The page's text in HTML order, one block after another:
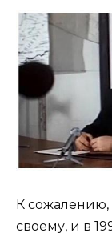
К сожалению,
своему, и в